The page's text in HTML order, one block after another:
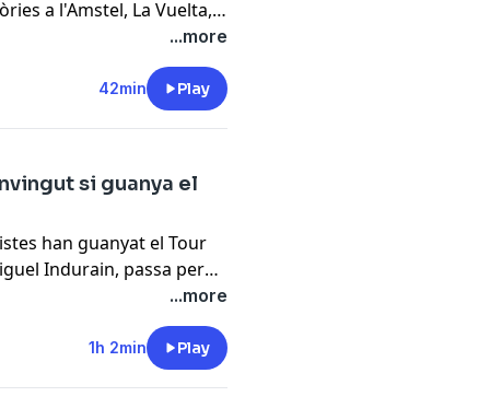
a l'Amstel, La Vuelta,
dos objectius, els
Gómez, les tres
posem pausa amb Aida
que haurà de fer
...more
42min Play
si guanya el
han guanyat el Tour
Indurain, passa per
què Tadej Pogacar
Tour com a cuiner del
del Tour d'Auvergne
...more
1h 2min Play